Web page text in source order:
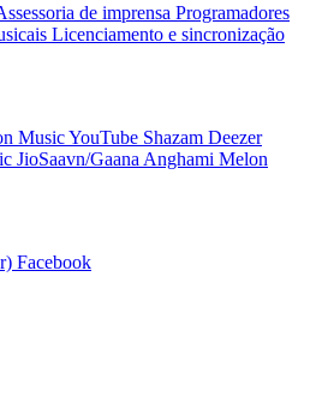
de imprensa Programadores
Licenciamento e sincronização
MusicYouTube Shazam Deezer
JioSaavn/Gaana Anghami Melon
Facebook